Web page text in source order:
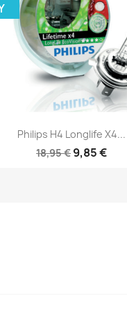
Philips H4 Longlife X4...
18,95 € 9,85 €